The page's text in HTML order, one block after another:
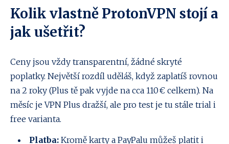
Kolik vlastně ProtonVPN stojí a
jak ušetřit?
Ceny jsou vždy transparentní, žádné skryté
poplatky. Největší rozdíl uděláš, když zaplatíš rovnou
na 2 roky (Plus tě pak vyjde na cca 110 € celkem). Na
měsíc je VPN Plus dražší, ale pro test je tu stále trial i
free varianta.
Platba: Kromě karty a PayPalu můžeš platit i